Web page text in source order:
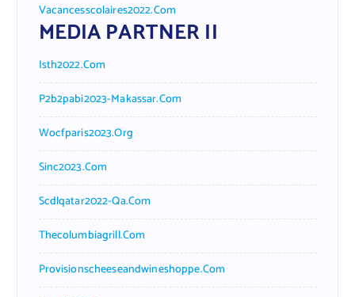
Vacancesscolaires2022.com
MEDIA PARTNER II
Isth2022.com
P2b2pabi2023-Makassar.com
Wocfparis2023.org
Sinc2023.com
Scdlqatar2022-Qa.com
Thecolumbiagrill.com
Provisionscheeseandwineshoppe.com